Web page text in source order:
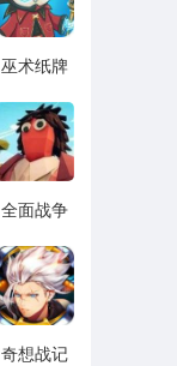
巫术纸牌
vv1.1.14
全面战争
机2021版
vv1.1
奇想战记